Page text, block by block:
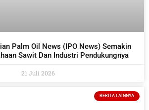
Palm Oil News (IPO News) Semakin
Sawit Dan Industri Pendukungnya
21 Juli 2026
BERITA LAINNYA